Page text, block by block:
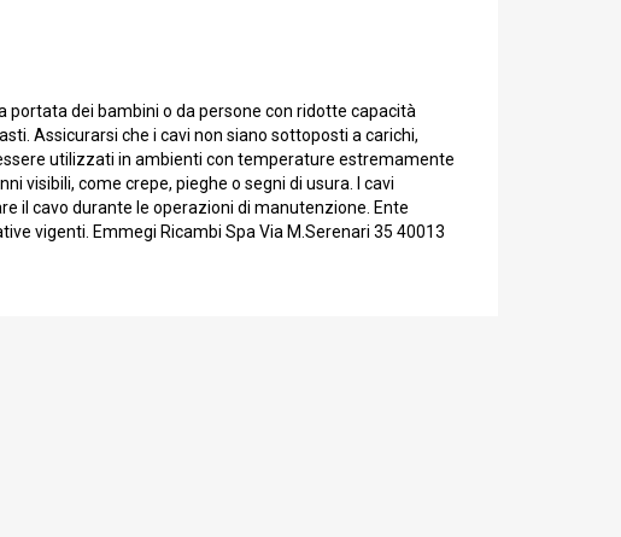
portata dei bambini o da persone con ridotte capacità
Assicurarsi che i cavi non siano sottoposti a carichi,
utilizzati in ambienti con temperature estremamente
visibili, come crepe, pieghe o segni di usura. I cavi
il cavo durante le operazioni di manutenzione. Ente
vigenti. Emmegi Ricambi Spa Via M.Serenari 35 40013